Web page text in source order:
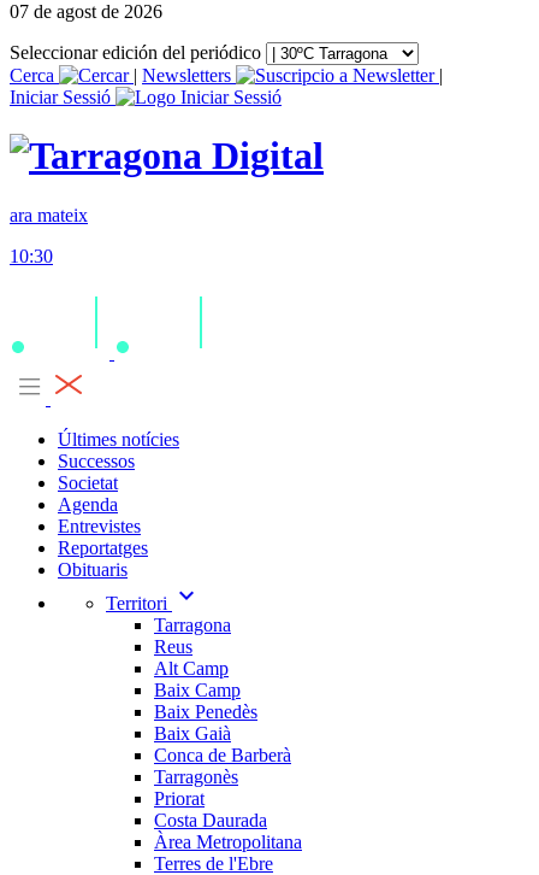
07 de agost de 2026
Seleccionar edición del periódico
Cerca
| Newsletters
|
Iniciar Sessió
ara mateix
10:30
Últimes notícies
Successos
Societat
Agenda
Entrevistes
Reportatges
Obituaris
Territori
expand_more
Tarragona
Reus
Alt Camp
Baix Camp
Baix Penedès
Baix Gaià
Conca de Barberà
Tarragonès
Priorat
Costa Daurada
Àrea Metropolitana
Terres de l'Ebre